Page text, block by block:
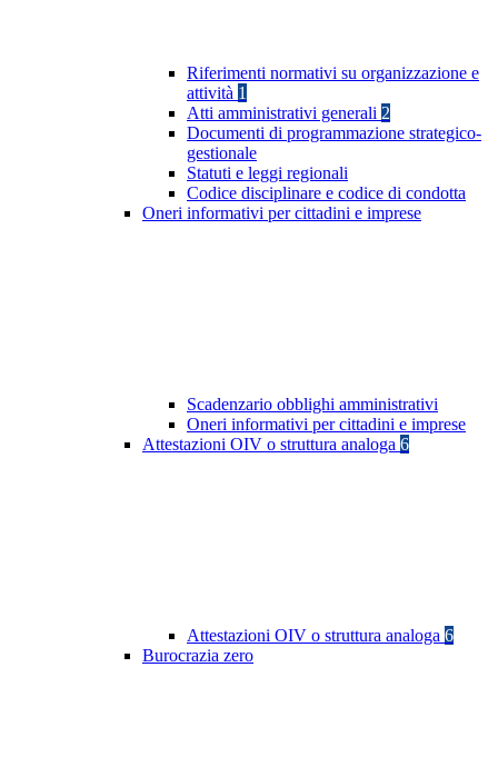
Riferimenti normativi su organizzazione e
attività 1
Atti amministrativi generali 2
Documenti di programmazione strategico-
gestionale
Statuti e leggi regionali
Codice disciplinare e codice di condotta
Oneri informativi per cittadini e imprese
Scadenzario obblighi amministrativi
Oneri informativi per cittadini e imprese
Attestazioni OIV o struttura analoga 6
Attestazioni OIV o struttura analoga 6
Burocrazia zero